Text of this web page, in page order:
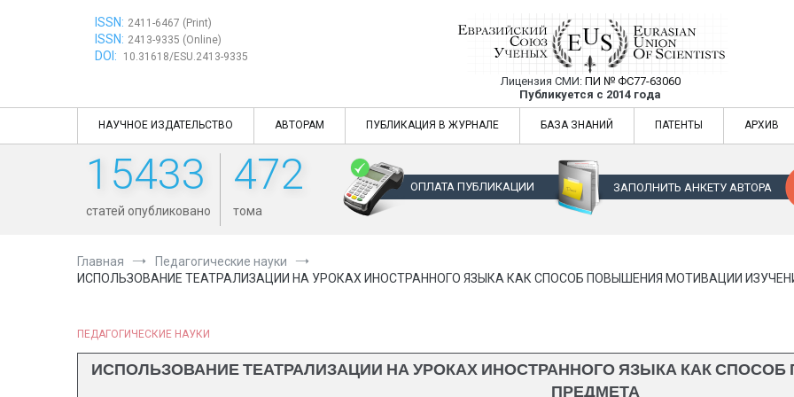
ISSN: 2411-6467 (Print)
ISSN: 2413-9335 (Online)
DOI: 10.31618/ESU.2413-9335
Евразийский Союз Ученых —
Лицензия СМИ: ПИ № ФС77-63060
Публикуется с 2014 года
Евразийский Союз Ученых — публикация научных статей в
НАУЧНОЕ ИЗДАТЕЛЬСТВО АВТОРАМ ПУБЛИКАЦИЯ В ЖУРНАЛЕ БАЗА ЗНАНИЙ ПАТЕНТЫ АРХИВ
15433
статей опубликовано
472
тома
ОПЛАТА ПУБЛИКАЦИИ ЗАПОЛНИТЬ АНКЕТУ АВТОРА
Главная
Педагогические науки
ИСПОЛЬЗОВАНИЕ ТЕАТРАЛИЗАЦИИ НА УРОКАХ ИНОСТРАННОГО ЯЗЫКА КАК СПОСОБ ПОВЫШЕНИЯ МОТИВАЦИИ
ПЕДАГОГИЧЕСКИЕ НАУКИ
ИСПОЛЬЗОВАНИЕ ТЕАТРАЛИЗАЦИИ НА УРОКАХ ИНОСТРАННОГО ЯЗЫКА КАК